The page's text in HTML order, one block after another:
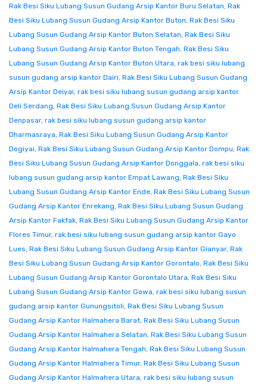
Rak Besi Siku Lubang Susun Gudang Arsip Kantor Buru Selatan, Rak
Besi Siku Lubang Susun Gudang Arsip Kantor Buton, Rak Besi Siku
Lubang Susun Gudang Arsip Kantor Buton Selatan, Rak Besi Siku
Lubang Susun Gudang Arsip Kantor Buton Tengah, Rak Besi Siku
Lubang Susun Gudang Arsip Kantor Buton Utara, rak besi siku lubang
susun gudang arsip kantor Dairi, Rak Besi Siku Lubang Susun Gudang
Arsip Kantor Deiyai, rak besi siku lubang susun gudang arsip kantor
Deli Serdang, Rak Besi Siku Lubang Susun Gudang Arsip Kantor
Denpasar, rak besi siku lubang susun gudang arsip kantor
Dharmasraya, Rak Besi Siku Lubang Susun Gudang Arsip Kantor
Dogiyai, Rak Besi Siku Lubang Susun Gudang Arsip Kantor Dompu, Rak
Besi Siku Lubang Susun Gudang Arsip Kantor Donggala, rak besi siku
lubang susun gudang arsip kantor Empat Lawang, Rak Besi Siku
Lubang Susun Gudang Arsip Kantor Ende, Rak Besi Siku Lubang Susun
Gudang Arsip Kantor Enrekang, Rak Besi Siku Lubang Susun Gudang
Arsip Kantor Fakfak, Rak Besi Siku Lubang Susun Gudang Arsip Kantor
Flores Timur, rak besi siku lubang susun gudang arsip kantor Gayo
Lues, Rak Besi Siku Lubang Susun Gudang Arsip Kantor Gianyar, Rak
Besi Siku Lubang Susun Gudang Arsip Kantor Gorontalo, Rak Besi Siku
Lubang Susun Gudang Arsip Kantor Gorontalo Utara, Rak Besi Siku
Lubang Susun Gudang Arsip Kantor Gowa, rak besi siku lubang susun
gudang arsip kantor Gunungsitoli, Rak Besi Siku Lubang Susun
Gudang Arsip Kantor Halmahera Barat, Rak Besi Siku Lubang Susun
Gudang Arsip Kantor Halmahera Selatan, Rak Besi Siku Lubang Susun
Gudang Arsip Kantor Halmahera Tengah, Rak Besi Siku Lubang Susun
Gudang Arsip Kantor Halmahera Timur, Rak Besi Siku Lubang Susun
Gudang Arsip Kantor Halmahera Utara, rak besi siku lubang susun